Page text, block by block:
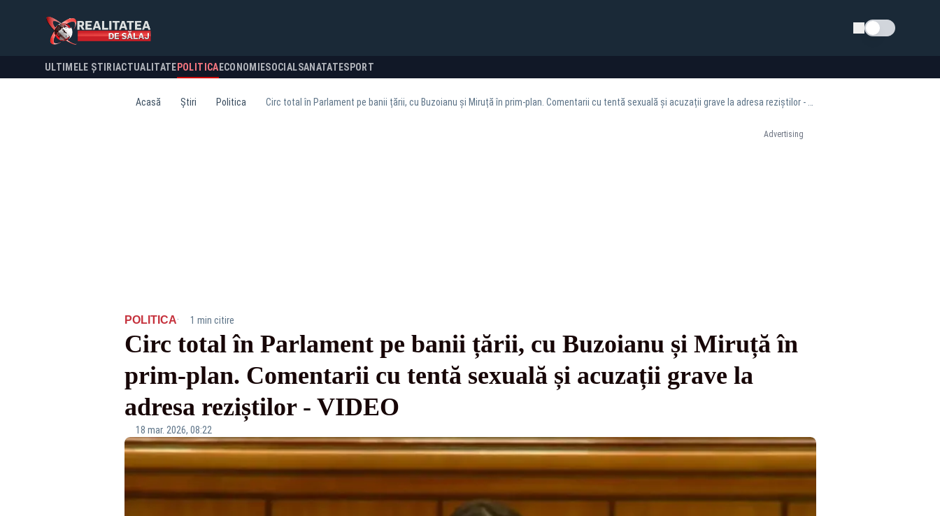
Schimba tema
ULTIMELE ȘTIRI ACTUALITATE POLITICA ECONOMIESOCIALSANATATESPORT
Acasă Știri Politica
Advertising
POLITICA· 1 min citire
Circ total în Parlament pe banii țării, cu Buzoianu și Miruță în
prim-plan. Comentarii cu tentă sexuală și acuzații grave la
adresa reziștilor - VIDEO
18 mar. 2026, 08:22